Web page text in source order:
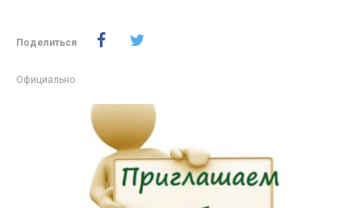
Поделиться
Официально